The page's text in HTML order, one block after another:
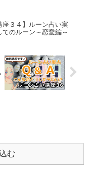
座３４】ルーン占い実
のルーン～恋愛編～
む